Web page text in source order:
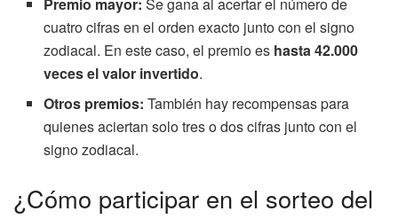
Premio mayor: Se gana al acertar el número de
cuatro cifras en el orden exacto junto con el signo
zodiacal. En este caso, el premio es hasta 42.000
veces el valor invertido.
Otros premios: También hay recompensas para
quienes aciertan solo tres o dos cifras junto con el
signo zodiacal.
¿Cómo participar en el sorteo del